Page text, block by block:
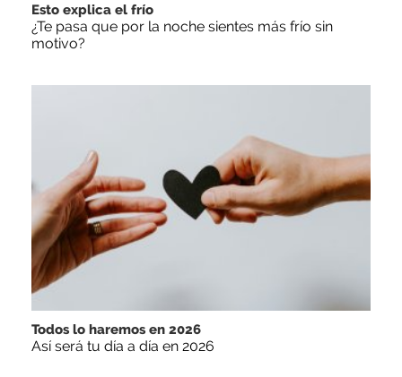
Esto explica el frío
¿Te pasa que por la noche sientes más frío sin
motivo?
Todos lo haremos en 2026
Así será tu día a día en 2026